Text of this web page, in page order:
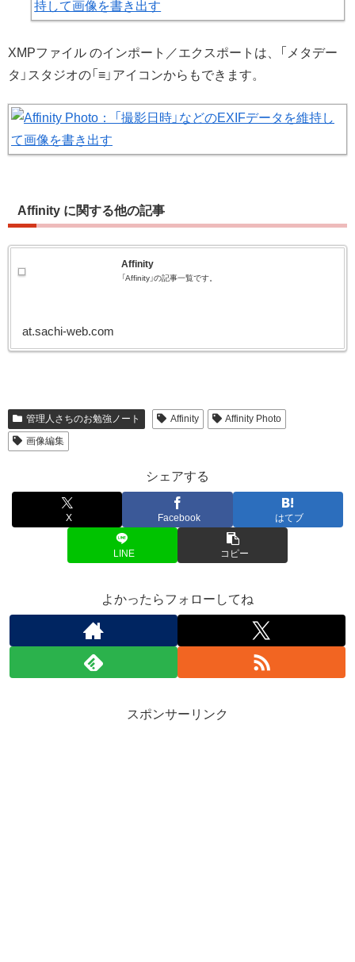
XMPファイル のインポート／エクスポートは、「メタデー
タ」スタジオの「≡」アイコンからもできます。
Affinity に関する他の記事
Affinity
「Affinity」の記事一覧です。
at.sachi-web.com
管理人さちのお勉強ノート Affinity
Affinity Photo
画像編集
シェアする
X Facebook はてブ
LINE コピー
よかったらフォローしてね
スポンサーリンク